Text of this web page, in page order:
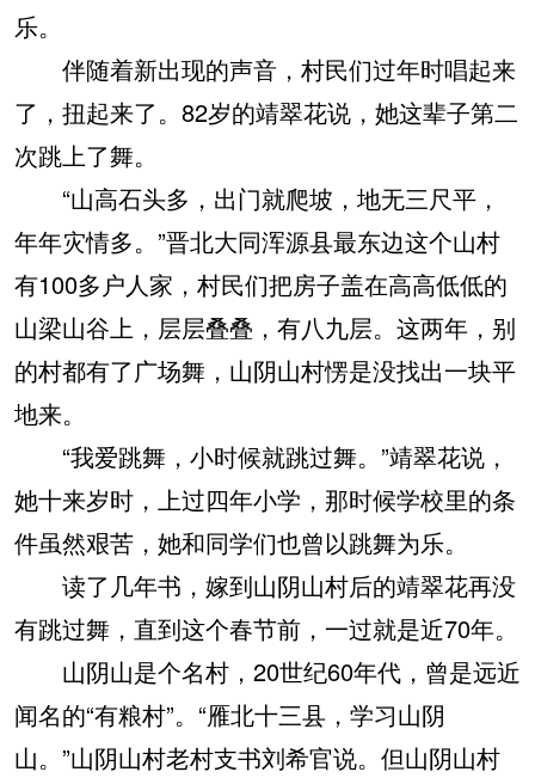
乐。
伴随着新出现的声音，村民们过年时唱起来
了，扭起来了。82岁的靖翠花说，她这辈子第二
次跳上了舞。
“山高石头多，出门就爬坡，地无三尺平，
年年灾情多。”晋北大同浑源县最东边这个山村
有100多户人家，村民们把房子盖在高高低低的
山梁山谷上，层层叠叠，有八九层。这两年，别
的村都有了广场舞，山阴山村愣是没找出一块平
地来。
“我爱跳舞，小时候就跳过舞。”靖翠花说，
她十来岁时，上过四年小学，那时候学校里的条
件虽然艰苦，她和同学们也曾以跳舞为乐。
读了几年书，嫁到山阴山村后的靖翠花再没
有跳过舞，直到这个春节前，一过就是近70年。
山阴山是个名村，20世纪60年代，曾是远近
闻名的“有粮村”。“雁北十三县，学习山阴
山。”山阴山村老村支书刘希官说。但山阴山村